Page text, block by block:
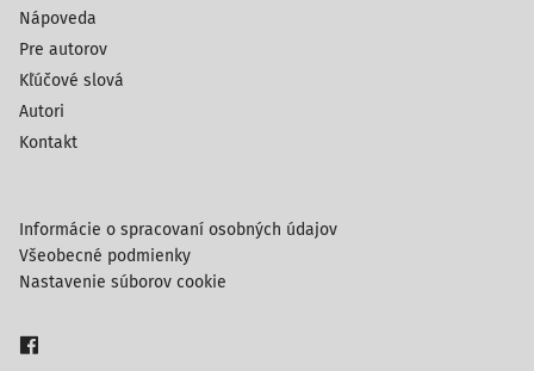
Nápoveda
Pre autorov
Kľúčové slová
Autori
Kontakt
Informácie o spracovaní osobných údajov
Všeobecné podmienky
Nastavenie súborov cookie